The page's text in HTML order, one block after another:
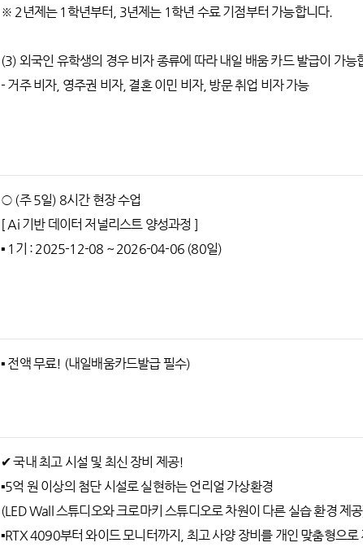
※ 2년제는 1학년부터, 3년제는 1학년 수료 기점부터 가능합니다.
(3) 외국인 유학생의 경우 비자 종류에 따라 내일 배움 카드 발급이 가능
- 거주 비자, 영주권 비자, 결혼 이민 비자, 방문 취업 비자 가능
○ (주 5일) 8시간 현장 수업
[ Ai 기반 데이터 저널리스트 양성과정 ]
▪️ 1기 : 2025-12-08 ~ 2026-04-06 (80일)
▪ 전액 무료! (내일배움카드발급 필수)
✔ 국내 최고 시설 및 최신 장비 제공!
▪️5억 원 이상의 첨단 시설로 실현하는 언리얼 가상환경
(LED Wall 스튜디오와 크로마키 스튜디오로 차원이 다른 실습 환경 제
▪️RTX 4090부터 와이드 모니터까지, 최고 사양 장비를 개인 맞춤형으로